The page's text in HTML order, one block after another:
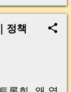
을 꼭 준비
이해하시면,
“내 집을
you ever
2. Five
Need to
Most
Checklist
5.
담이 커질
정책